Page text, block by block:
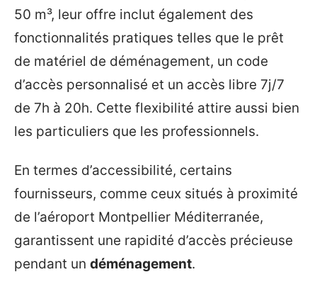
50 m³, leur offre inclut également des
fonctionnalités pratiques telles que le prêt
de matériel de déménagement, un code
d’accès personnalisé et un accès libre 7j/7
de 7h à 20h. Cette flexibilité attire aussi bien
les particuliers que les professionnels.
En termes d’accessibilité, certains
fournisseurs, comme ceux situés à proximité
de l’aéroport Montpellier Méditerranée,
garantissent une rapidité d’accès précieuse
pendant un déménagement.